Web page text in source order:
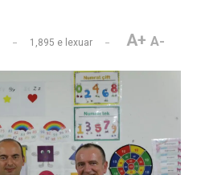
1,895 e lexuar A+ A-